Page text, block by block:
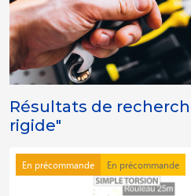
Résultats de
rigide"
En précommande En précommande